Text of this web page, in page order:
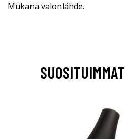
Mukana valonlähde.